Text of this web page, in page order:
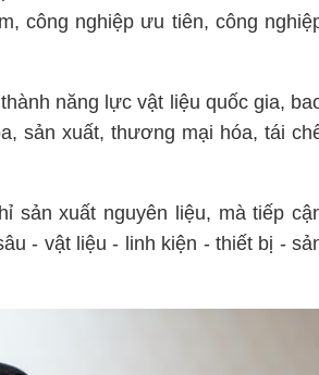
công nghiệp ưu tiên, công
năng lực vật liệu quốc gia,
sản xuất, thương mại hóa, tái
sản xuất nguyên liệu, mà tiếp
- vật liệu - linh kiện - thiết bị -